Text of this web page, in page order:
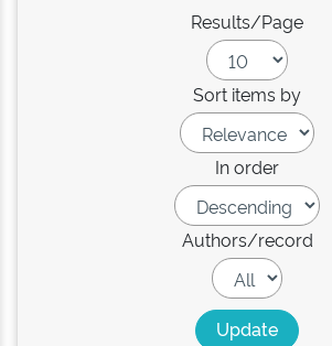
Results/Page
Sort items by
In order
Authors/record